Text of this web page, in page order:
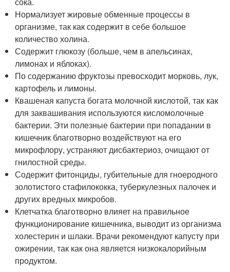
Нормализует жировые обменные процессы в
организме, так как содержит в себе большое
количество холина.
Содержит глюкозу (больше, чем в апельсинах,
лимонах и яблоках).
По содержанию фруктозы превосходит морковь, лук,
картофель и лимоны.
Квашеная капуста богата молочной кислотой, так как
для заквашивания используются кисломолочные
бактерии. Эти полезные бактерии при попадании в
кишечник благотворно воздействуют на его
микрофлору, устраняют дисбактериоз, очищают от
гнилостной среды.
Содержит фитонциды, губительные для гноеродного
золотистого стафилококка, туберкулезных палочек и
других вредных микробов.
Клетчатка благотворно влияет на правильное
функционирование кишечника, выводит из организма
холестерин и шлаки. Врачи рекомендуют капусту при
ожирении, так как она является низкокалорийным
продуктом.